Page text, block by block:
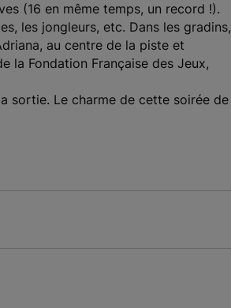
(16 en même temps, un record !).
les jongleurs, etc. Dans les gradins,
au centre de la piste et
la Fondation Française des Jeux,
sortie. Le charme de cette soirée de